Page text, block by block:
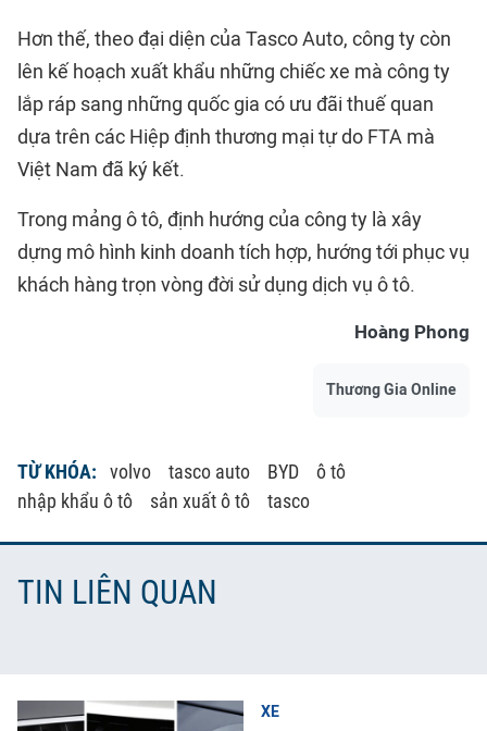
Hơn thế, theo đại diện của Tasco Auto, công ty còn
lên kế hoạch xuất khẩu những chiếc xe mà công ty
lắp ráp sang những quốc gia có ưu đãi thuế quan
dựa trên các Hiệp định thương mại tự do FTA mà
Việt Nam đã ký kết.
Trong mảng ô tô, định hướng của công ty là xây
dựng mô hình kinh doanh tích hợp, hướng tới phục vụ
khách hàng trọn vòng đời sử dụng dịch vụ ô tô.
Hoàng Phong
Thương Gia Online
TỪ KHÓA: volvo tasco auto BYD
ô tô
nhập khẩu ô tô
sản xuất ô tô tasco
TIN LIÊN QUAN
XE